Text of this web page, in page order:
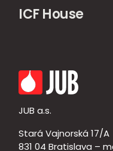
ICF House
JUB a.s.
Stará Vajnorská 17/A
831 04 Bratislava –